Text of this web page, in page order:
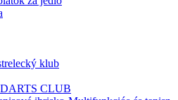
klub
CLUB